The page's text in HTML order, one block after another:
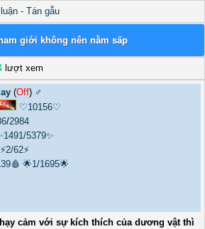
- Tán gẫu
giới không nên nằm sấp
lượt xem
(Off) ♂️
♡10156♡
/2984
5379✨
⚡2/62⚡
🌟1/1695🌟
cảm với sự kích thích của dương vật thì